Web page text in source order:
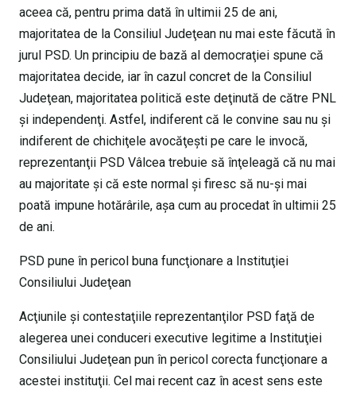
aceea că, pentru prima dată în ultimii 25 de ani,
majoritatea de la Consiliul Judeţean nu mai este făcută în
jurul PSD. Un principiu de bază al democraţiei spune că
majoritatea decide, iar în cazul concret de la Consiliul
Judeţean, majoritatea politică este deţinută de către PNL
şi independenţi. Astfel, indiferent că le convine sau nu şi
indiferent de chichiţele avocăţeşti pe care le invocă,
reprezentanţii PSD Vâlcea trebuie să înţeleagă că nu mai
au majoritate şi că este normal şi firesc să nu-şi mai
poată impune hotărârile, aşa cum au procedat în ultimii 25
de ani.
PSD pune în pericol buna funcţionare a Instituţiei
Consiliului Judeţean
Acţiunile şi contestaţiile reprezentanţilor PSD faţă de
alegerea unei conduceri executive legitime a Instituţiei
Consiliului Judeţean pun în pericol corecta funcţionare a
acestei instituţii. Cel mai recent caz în acest sens este